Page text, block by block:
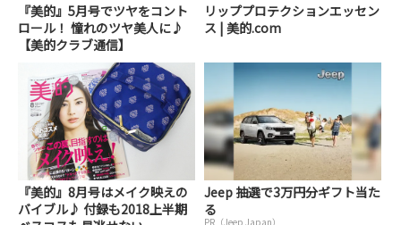
『美的』5月号でツヤをコント
ロール！ 憧れのツヤ美人に♪
【美的クラブ通信】
リッププロテクションエッセン
ス | 美的.com
『美的』8月号はメイク映えの
バイブル♪ 付録も2018上半期
Jeep 抽選で3万円分ギフト当た
る
PR（Jeep Japan）